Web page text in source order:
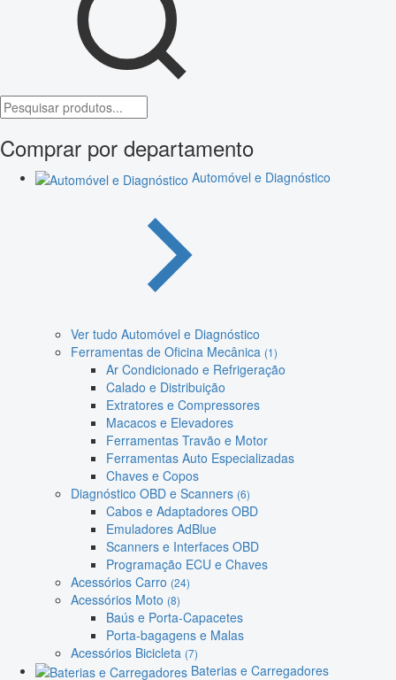
Comprar por departamento
Automóvel e Diagnóstico
Ver tudo Automóvel e Diagnóstico
Ferramentas de Oficina Mecânica (1)
Ar Condicionado e Refrigeração
Calado e Distribuição
Extratores e Compressores
Macacos e Elevadores
Ferramentas Travão e Motor
Ferramentas Auto Especializadas
Chaves e Copos
Diagnóstico OBD e Scanners (6)
Cabos e Adaptadores OBD
Emuladores AdBlue
Scanners e Interfaces OBD
Programação ECU e Chaves
Acessórios Carro (24)
Acessórios Moto (8)
Baús e Porta-Capacetes
Porta-bagagens e Malas
Acessórios Bicicleta (7)
Baterias e Carregadores